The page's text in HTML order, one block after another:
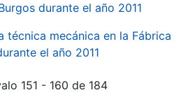
durante el año 2011
técnica mecánica en la Fábrica
el año 2011
151 - 160 de 184